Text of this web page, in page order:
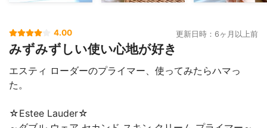
4.00 更新日時：6ヶ月以上前
みずみずしい使い心地が好き
エスティ ローダーのプライマー、使ってみたらハマっ
た。
☆Estee Lauder☆